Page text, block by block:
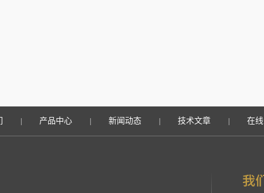
产品中心 新闻动态 技术文章 在